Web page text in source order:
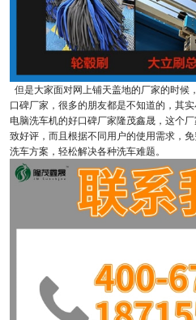
但是大家面对网上铺天盖地的厂家的时候
口碑厂家，很多的朋友都是不知道的，其
电脑洗车机的好口碑厂家隆茂鑫晟，这个
致好评，而且根据不同用户的使用需求，
洗车方案，轻松解决各种洗车难题。